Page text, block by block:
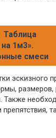
Таблица
1м3».
смеси
эскизного
размеров,
Также